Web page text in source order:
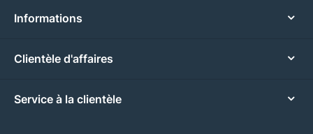
Informations
Clientèle d'affaires
Service à la clientèle